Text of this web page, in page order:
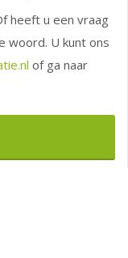
heeft u een vraag
woord. U kunt ons
of ga naar